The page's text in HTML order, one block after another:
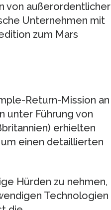
von außerordentlicher
Unternehmen mit
zum Mars
Return-Mission an
unter Führung von
erhielten
einen detaillierten
Hürden zu nehmen,
Technologien